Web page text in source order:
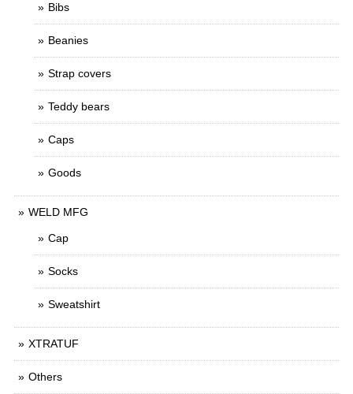
Bibs
Beanies
Strap covers
Teddy bears
Caps
Goods
WELD MFG
Cap
Socks
Sweatshirt
XTRATUF
Others